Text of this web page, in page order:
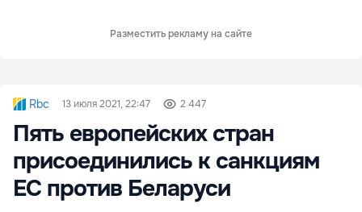
Разместить рекламу на сайте
Rbc 13 июля 2021, 22:47 2 447
Пять европейских стран
присоединились к санкциям
ЕС против Беларуси